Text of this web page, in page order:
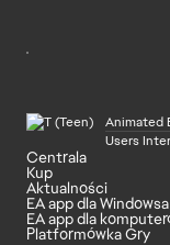
Animated
Users
Centrala
Kup
Aktualności
EA app dla Windowsa
EA app dla
Platformówka Gry